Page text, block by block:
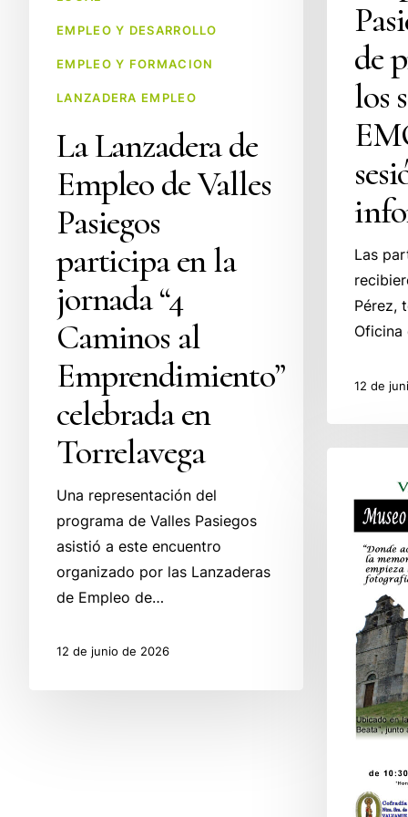
Torrelavega
EMPLEO Y DESARROLLO
EMPLEO Y FORMACION
LANZADERA EMPLEO
La Lanzadera de
Empleo de Valles
Pasiegos
participa en la
jornada “4
Caminos al
Emprendimiento”
celebrada en
Torrelavega
Una representación del
programa de Valles Pasiegos
asistió a este encuentro
organizado por las Lanzaderas
de Empleo de…
12 de junio de 2026
sesión
informativa
de
los
Las
Pérez,
Oficina
12 de
Amas
Pasiegas
Horarios
Verano
2026